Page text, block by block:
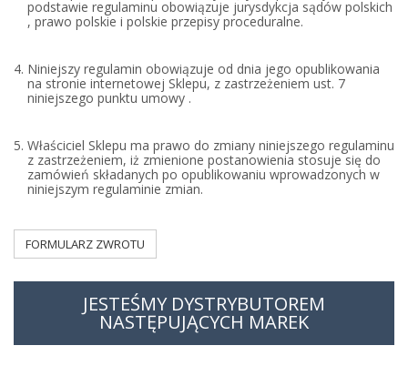
podstawie regulaminu obowiązuje jurysdykcja sądów polskich
, prawo polskie i polskie przepisy proceduralne.
Niniejszy regulamin obowiązuje od dnia jego opublikowania
na stronie internetowej Sklepu, z zastrzeżeniem ust. 7
niniejszego punktu umowy .
Właściciel Sklepu ma prawo do zmiany niniejszego regulaminu
z zastrzeżeniem, iż zmienione postanowienia stosuje się do
zamówień składanych po opublikowaniu wprowadzonych w
niniejszym regulaminie zmian.
FORMULARZ ZWROTU
JESTEŚMY DYSTRYBUTOREM
NASTĘPUJĄCYCH MAREK